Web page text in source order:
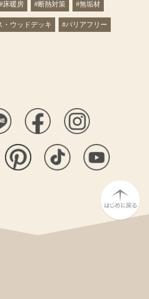
#床暖房 #断熱対策 #無垢材
・ウッドデッキ #バリアフリー